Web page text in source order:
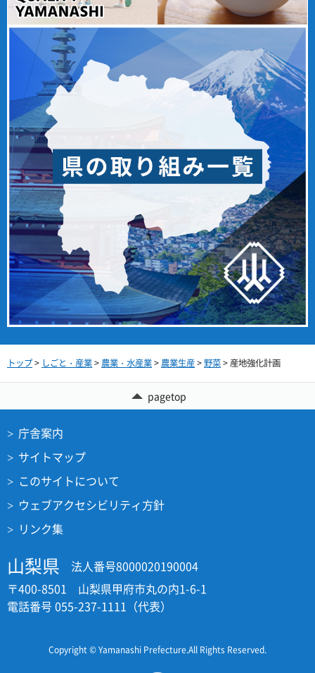
トップ> しごと・産業> 農業・水産業> 農業生産>野菜> 産地強化計画
pagetop
庁舎案内
サイトマップ
このサイトについて
ウェブアクセシビリティ方針
リンク集
山梨県
法人番号8000020190004
〒400-8501 山梨県甲府市丸の内1-6-1
電話番号 055-237-1111（代表）
Copyright © Yamanashi Prefecture.All Rights Reserved.